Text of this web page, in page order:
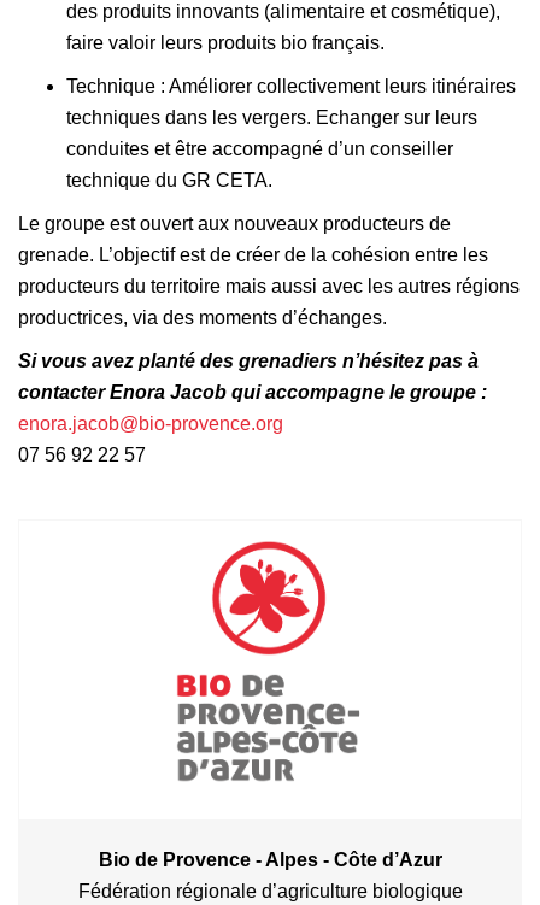
des produits innovants (alimentaire et cosmétique),
faire valoir leurs produits bio français.
Technique : Améliorer collectivement leurs itinéraires
techniques dans les vergers. Echanger sur leurs
conduites et être accompagné d’un conseiller
technique du GR CETA.
Le groupe est ouvert aux nouveaux producteurs de
grenade. L’objectif est de créer de la cohésion entre les
producteurs du territoire mais aussi avec les autres régions
productrices, via des moments d’échanges.
Si vous avez planté des grenadiers n’hésitez pas à
contacter Enora Jacob qui accompagne le groupe :
enora.jacob@bio-provence.org
07 56 92 22 57
Bio de Provence - Alpes - Côte d’Azur
Fédération régionale d’agriculture biologique